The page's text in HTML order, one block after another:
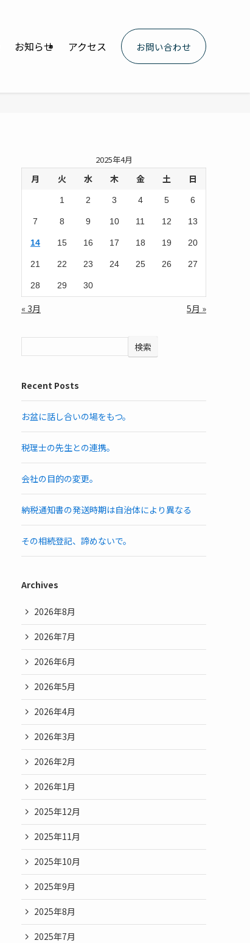
お知らせ アクセス お問い合わせ
2025年4月
月 火 水 木 金 土 日
1 2 3 4 5 6
7 8 9 10 11 12 13
14 15 16 17 18 19 20
21 22 23 24 25 26 27
28 29 30
« 3月 5月 »
検索
Recent Posts
お盆に話し合いの場をもつ。
税理士の先生との連携。
会社の目的の変更。
納税通知書の発送時期は自治体により異なる
その相続登記、諦めないで。
Archives
2026年8月
2026年7月
2026年6月
2026年5月
2026年4月
2026年3月
2026年2月
2026年1月
2025年12月
2025年11月
2025年10月
2025年9月
2025年8月
2025年7月